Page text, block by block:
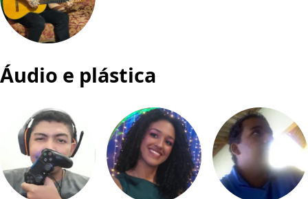
Áudio e plástica